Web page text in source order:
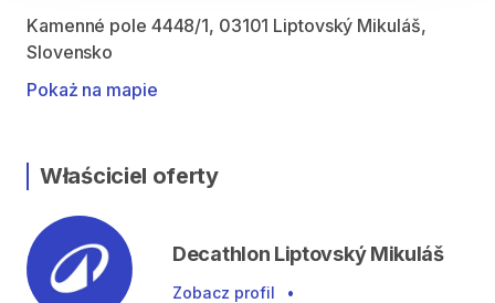
Kamenné pole 4448/1, 03101 Liptovský Mikuláš,
Slovensko
Pokaż na mapie
Właściciel oferty
Decathlon Liptovský Mikuláš
Zobacz profil •